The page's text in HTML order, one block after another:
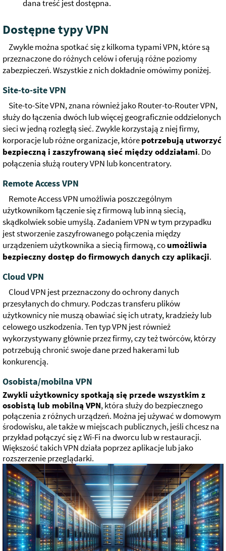
dana treść jest dostępna.
Dostępne typy VPN
Zwykle można spotkać się z kilkoma typami VPN, które są
przeznaczone do różnych celów i oferują różne poziomy
zabezpieczeń. Wszystkie z nich dokładnie omówimy poniżej.
Site-to-site VPN
Site-to-Site VPN, znana również jako Router-to-Router VPN,
służy do łączenia dwóch lub więcej geograficznie oddzielonych
sieci w jedną rozległą sieć. Zwykle korzystają z niej firmy,
korporacje lub różne organizacje, którepotrzebują utworzyć
bezpieczną i zaszyfrowaną sieć między oddziałami. Do
połączenia służą routery VPN lub koncentratory.
Remote Access VPN
Remote Access VPN umożliwia poszczególnym
użytkownikom łączenie się z firmową lub inną siecią,
skądkolwiek sobie umyślą. Zadaniem VPN w tym przypadku
jest stworzenie zaszyfrowanego połączenia między
urządzeniem użytkownika a siecią firmową, coumożliwia
bezpieczny dostęp do firmowych danych czy aplikacji.
Cloud VPN
Cloud VPN jest przeznaczony do ochrony danych
przesyłanych do chmury. Podczas transferu plików
użytkownicy nie muszą obawiać się ich utraty, kradzieży lub
celowego uszkodzenia. Ten typ VPN jest również
wykorzystywany głównie przez firmy, czy też twórców, którzy
potrzebują chronić swoje dane przed hakerami lub
konkurencją.
Osobista/mobilna VPN
Zwykli użytkownicy spotkają się przede wszystkim z
osobistą lub mobilną VPN, która służy do bezpiecznego
połączenia z różnych urządzeń. Można jej używać w domowym
środowisku, ale także w miejscach publicznych, jeśli chcesz na
przykład połączyć się z Wi-Fi na dworcu lub w restauracji.
Większość takich VPN działa poprzez aplikacje lub jako
rozszerzenie przeglądarki.